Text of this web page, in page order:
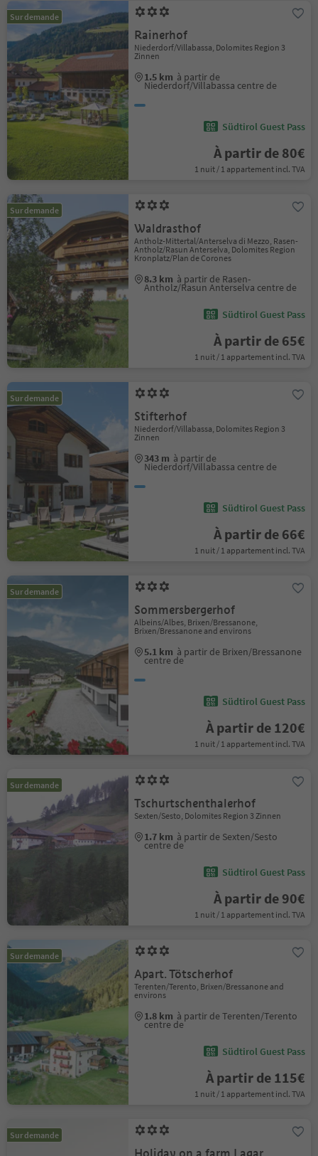
Sur demande
Rainerhof
Niederdorf/Villabassa, Dolomites Region 3
Zinnen
1.5 km à partir de
Niederdorf/Villabassa centre de
Südtirol Guest Pass
À partir de 80€
1 nuit / 1 appartement incl. TVA
Sur demande
Waldrasthof
Antholz-Mittertal/Anterselva di Mezzo, Rasen-
Antholz/Rasun Anterselva, Dolomites Region
Kronplatz/Plan de Corones
8.3 km à partir de Rasen-
Antholz/Rasun Anterselva centre de
Südtirol Guest Pass
À partir de 65€
1 nuit / 1 appartement incl. TVA
Sur demande
Stifterhof
Niederdorf/Villabassa, Dolomites Region 3
Zinnen
343 m à partir de
Niederdorf/Villabassa centre de
Südtirol Guest Pass
À partir de 66€
1 nuit / 1 appartement incl. TVA
Sur demande
Sommersbergerhof
Albeins/Albes, Brixen/Bressanone,
Brixen/Bressanone and environs
5.1 km à partir de Brixen/Bressanone
centre de
Südtirol Guest Pass
À partir de 120€
1 nuit / 1 appartement incl. TVA
Sur demande
Tschurtschenthalerhof
Sexten/Sesto, Dolomites Region 3 Zinnen
1.7 km à partir de Sexten/Sesto
centre de
Südtirol Guest Pass
À partir de 90€
1 nuit / 1 appartement incl. TVA
Sur demande
Apart. Tötscherhof
Terenten/Terento, Brixen/Bressanone and
environs
1.8 km à partir de Terenten/Terento
centre de
Südtirol Guest Pass
À partir de 115€
1 nuit / 1 appartement incl. TVA
Sur demande